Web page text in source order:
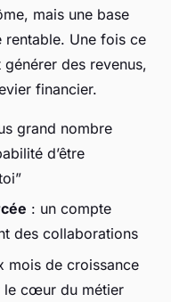
mais une base
rentable. Une fois ce
des revenus,
financier.
grand nombre
d’être
: un compte
des collaborations
mois de croissance
le cœur du métier